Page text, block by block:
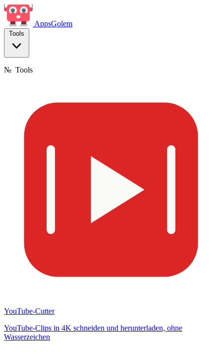
AppsGolem
Tools
№ Tools
YouTube-Cutter
YouTube-Clips in 4K schneiden und herunterladen, ohne
Wasserzeichen